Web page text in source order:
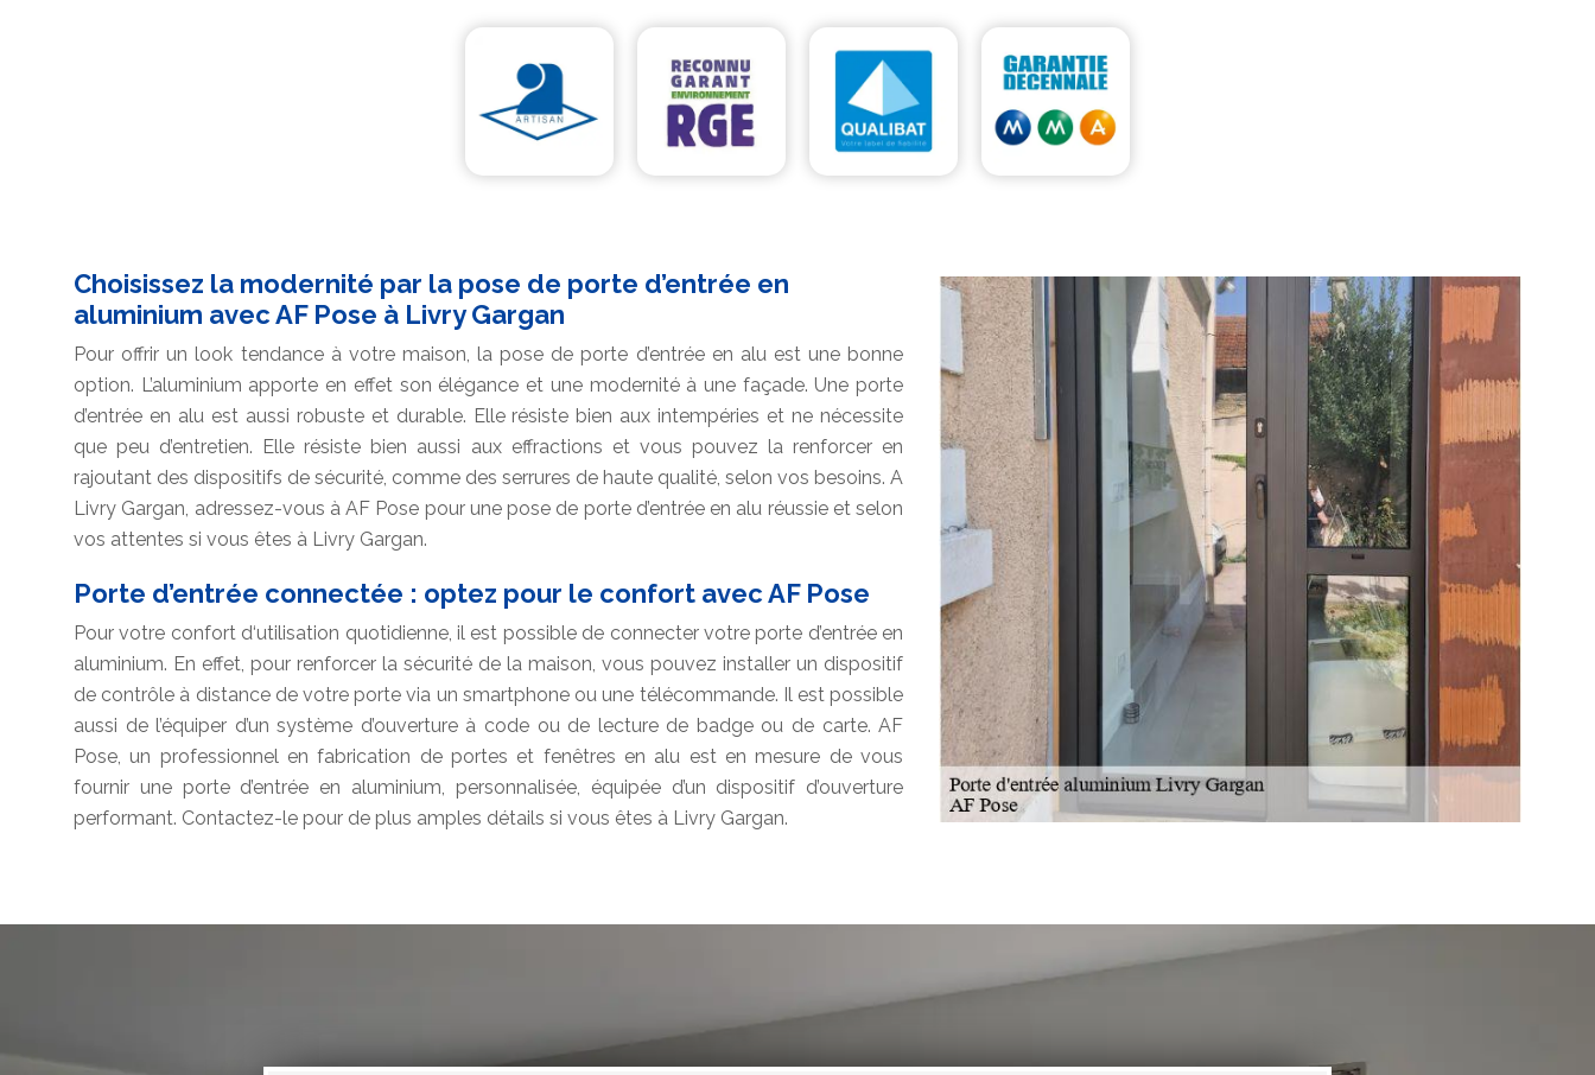
Choisissez la modernité par la pose de porte d’entrée en
aluminium avec AF Pose à Livry Gargan
Pour offrir un look tendance à votre maison, la pose de porte d’entrée en alu est une bonne
option. L’aluminium apporte en effet son élégance et une modernité à une façade. Une porte
d’entrée en alu est aussi robuste et durable. Elle résiste bien aux intempéries et ne nécessite
que peu d’entretien. Elle résiste bien aussi aux effractions et vous pouvez la renforcer en
rajoutant des dispositifs de sécurité, comme des serrures de haute qualité, selon vos besoins. A
Livry Gargan, adressez-vous à AF Pose pour une pose de porte d’entrée en alu réussie et selon
vos attentes si vous êtes à Livry Gargan.
Porte d’entrée connectée : optez pour le confort avec AF Pose
Pour votre confort d‘utilisation quotidienne, il est possible de connecter votre porte d’entrée en
aluminium. En effet, pour renforcer la sécurité de la maison, vous pouvez installer un dispositif
de contrôle à distance de votre porte via un smartphone ou une télécommande. Il est possible
aussi de l’équiper d’un système d’ouverture à code ou de lecture de badge ou de carte. AF
Pose, un professionnel en fabrication de portes et fenêtres en alu est en mesure de vous
fournir une porte d’entrée en aluminium, personnalisée, équipée d’un dispositif d’ouverture
performant. Contactez-le pour de plus amples détails si vous êtes à Livry Gargan.